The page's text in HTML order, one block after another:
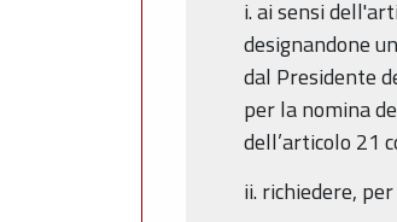
i. ai sensi
designandone
dal Presidente
per la nomina
dell’articolo 21
ii. richiedere,